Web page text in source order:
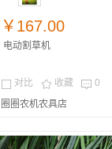
￥167.00
电动割草机
对比  收藏  0
圈圈农机农具店